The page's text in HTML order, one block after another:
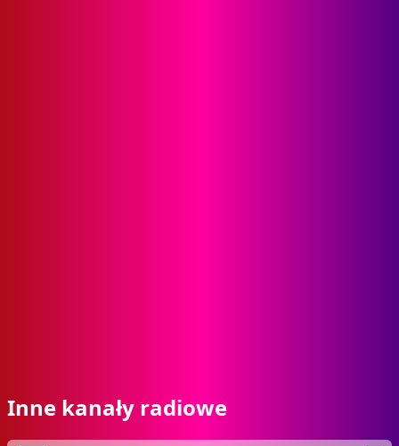
Inne kanały radiowe